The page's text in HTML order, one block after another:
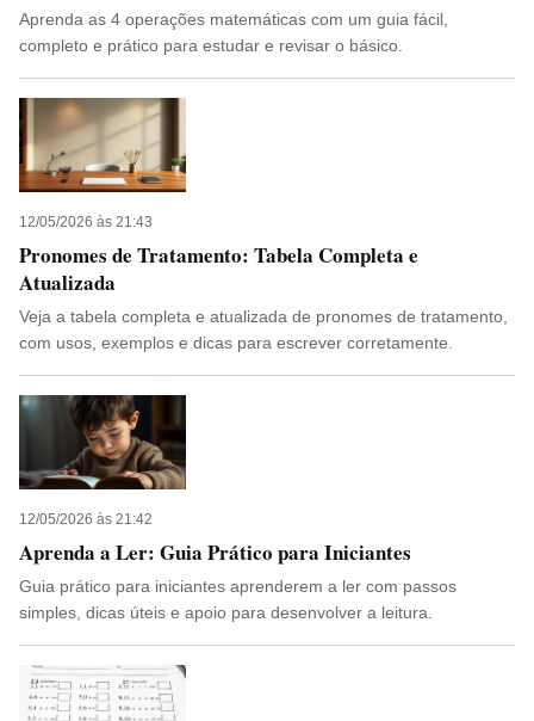
Aprenda as 4 operações matemáticas com um guia fácil,
completo e prático para estudar e revisar o básico.
12/05/2026 às 21:43
Pronomes de Tratamento: Tabela Completa e
Atualizada
Veja a tabela completa e atualizada de pronomes de tratamento,
com usos, exemplos e dicas para escrever corretamente.
12/05/2026 às 21:42
Aprenda a Ler: Guia Prático para Iniciantes
Guia prático para iniciantes aprenderem a ler com passos
simples, dicas úteis e apoio para desenvolver a leitura.